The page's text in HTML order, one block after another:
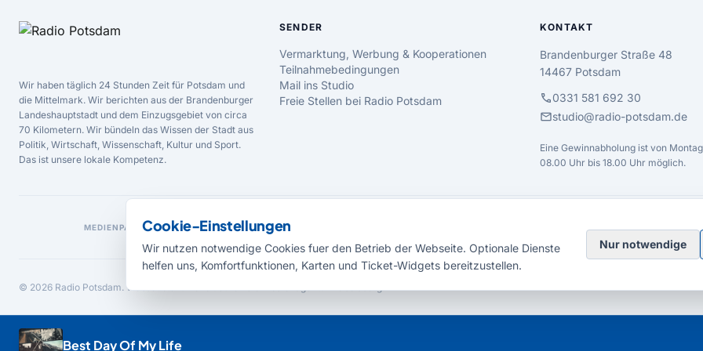
Best Day Of My Life
Wir haben täglich 24 Stunden Zeit für Potsdam und
die Mittelmark. Wir berichten aus der Brandenburger
Landeshauptstadt und dem Einzugsgebiet von circa
70 Kilometern. Wir bündeln das Wissen der Stadt aus
Politik, Wirtschaft, Wissenschaft, Kultur und Sport.
Das ist unsere lokale Kompetenz.
SENDER
Vermarktung, Werbung & Kooperationen
Teilnahmebedingungen
Mail ins Studio
Freie Stellen bei Radio Potsdam
KONTAKT
Brandenburger Straße 48
14467 Potsdam
call0331 581 692 30
mailstudio@radio-potsdam.de
Eine Gewinnabholung ist von
08.00 Uhr bis 18.00 Uhr möglich.
MEDIENPARTNER
© 2026 Radio Potsdam. Webseite entwickelt durch dieMedienagentur Babelsberg
Cookie-Einstellungen
Wir nutzen notwendige Cookies fuer den Betrieb der Webseite. Optionale Dienste
helfen uns, Komfortfunktionen, Karten und Ticket-Widgets bereitzustellen.
Nur notwendige